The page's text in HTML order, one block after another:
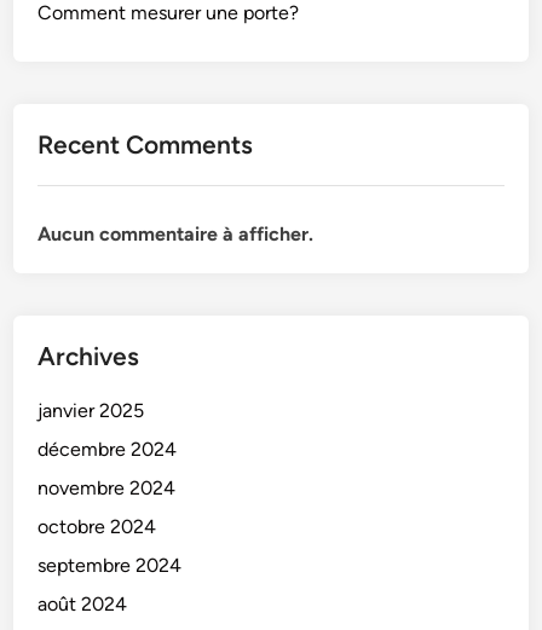
Comment mesurer une porte?
Recent Comments
Aucun commentaire à afficher.
Archives
janvier 2025
décembre 2024
novembre 2024
octobre 2024
septembre 2024
août 2024